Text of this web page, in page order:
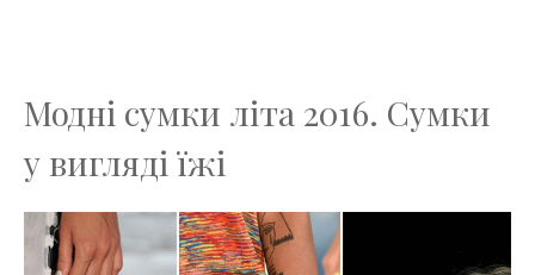
Модні сумки літа 2016. Сумки
у вигляді їжі